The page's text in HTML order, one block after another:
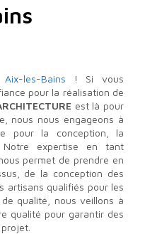
les-Bains ! Si vous
pour la réalisation de
est là pour
nous nous engageons à
pour la conception, la
expertise en tant
permet de prendre en
de la conception des
artisans qualifiés pour les
qualité, nous veillons à
qualité pour garantir des